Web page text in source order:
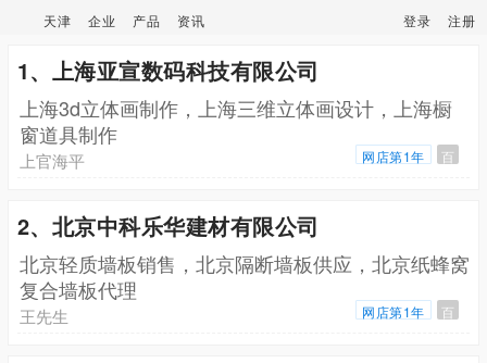
天津 企业 产品 资讯 登录 注册
1、上海亚宣数码科技有限公司
上海3d立体画制作，上海三维立体画设计，上海橱
窗道具制作
上官海平 网店第1年 百
2、北京中科乐华建材有限公司
北京轻质墙板销售，北京隔断墙板供应，北京纸蜂窝
复合墙板代理
王先生 网店第1年 百